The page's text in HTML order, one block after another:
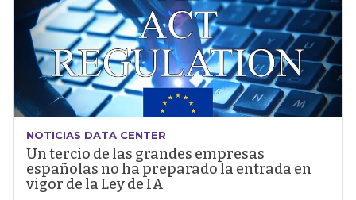
NOTICIAS DATA CENTER
Un tercio de las grandes empresas
españolas no ha preparado la entrada en
vigor de la Ley de IA